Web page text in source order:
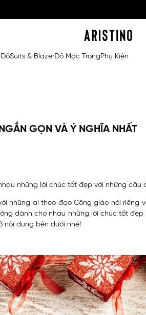
ĐồSuits & BlazerĐồ Mặc TrongPhụ Kiện
GỌN VÀ Ý NGHĨA NHẤT
những lời chúc tốt đẹp với những
những ai theo đạo Công giáo nói riêng
dành cho nhau những lời chúc tốt
nội dung bên dưới nhé!